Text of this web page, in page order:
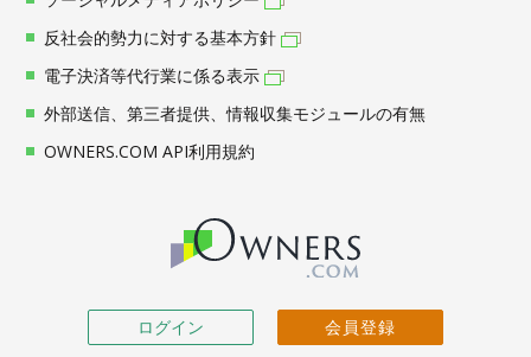
ログイン 会員登録
反社会的勢力に対する基本方針
電子決済等代行業に係る表示
外部送信、第三者提供、情報収集モジュールの有無
OWNERS.COM API利用規約